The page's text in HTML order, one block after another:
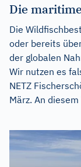
Die
Die
oder bereits
der globalen
Wir nutzen es
NETZ
März. An